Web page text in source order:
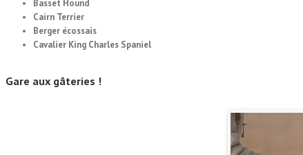
Basset Hound
Cairn Terrier
Berger écossais
Cavalier King Charles Spaniel
Gare aux gâteries !